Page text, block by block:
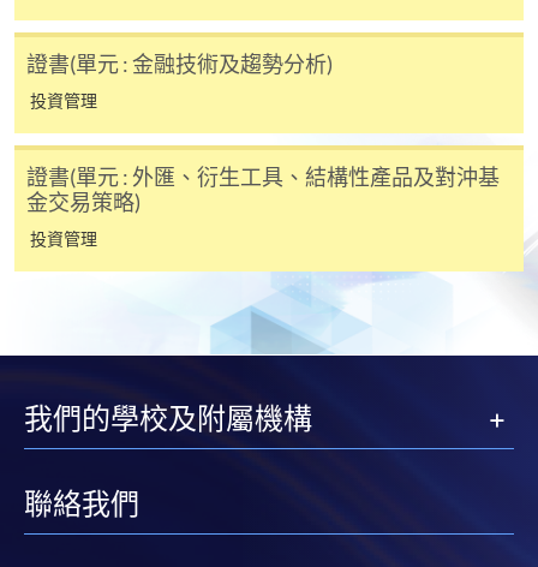
課程組會在收到報名後，於課程開班兩星期或更早前
指示繳付學費。
付款方法
1. 現金或「易辦事」（EPS）
申請人可親臨學院任何一所報名中心，以現金或「易
辦事」(EPS) 繳付學費。
如以劃線支票或銀行本票繳付，抬頭請註明「香港大
學專業進修學院」。支票背面請寫上課程名稱及申請
親臨學院各報名中心遞交支票或本票、報名表格及有
證書(單元 : 金融技術及趨勢分析)
投資管理
證書(單元 : 外匯、衍生工具、結構性產品及對沖基
金交易策略)
投資管理
我們的學校及附屬機構
聯絡我們